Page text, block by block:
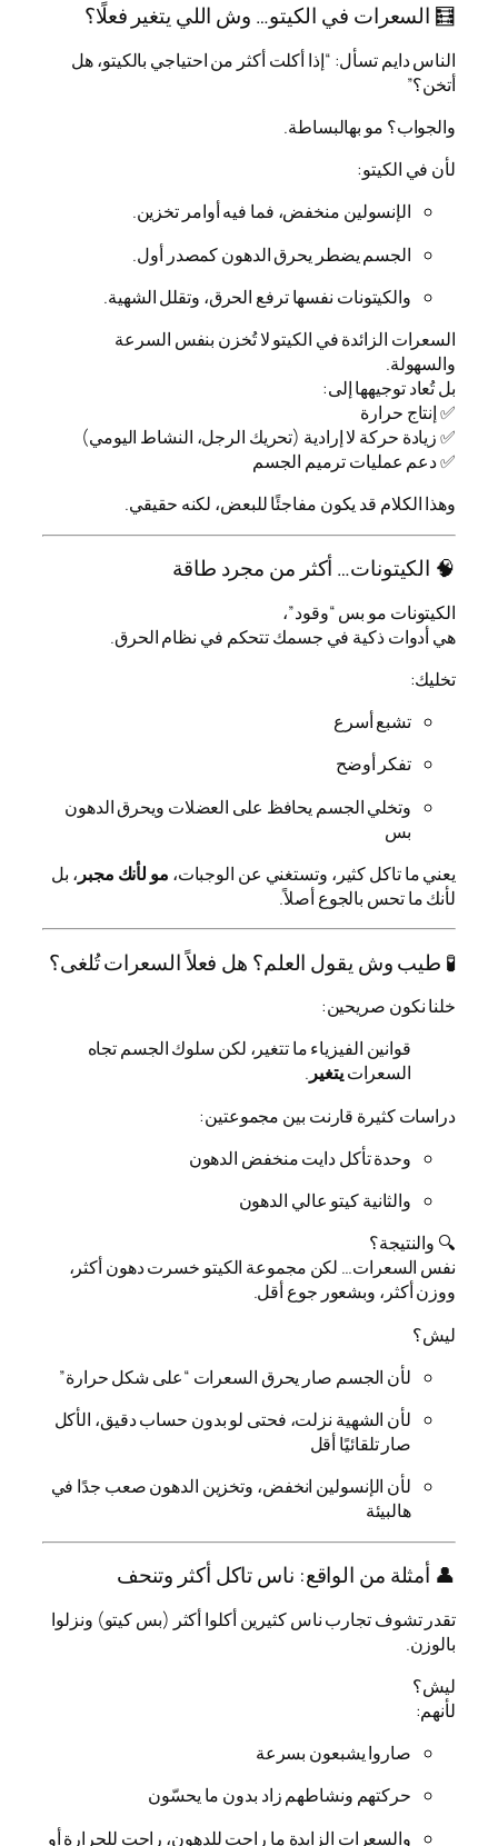
🧮 السعرات في الكيتو… وش اللي يتغير فعلًا؟
الناس دايم تسأل: “إذا أكلت أكثر من احتياجي بالكيتو، هل
أتخن؟”
والجواب؟ مو بهالبساطة.
لأن في الكيتو:
الإنسولين منخفض، فما فيه أوامر تخزين.
الجسم يضطر يحرق الدهون كمصدر أول.
والكيتونات نفسها ترفع الحرق، وتقلل الشهية.
السعرات الزائدة في الكيتو لا تُخزن بنفس السرعة
والسهولة.
بل تُعاد توجيهها إلى:
✅ إنتاج حرارة
✅ زيادة حركة لا إرادية (تحريك الرجل، النشاط اليومي)
✅ دعم عمليات ترميم الجسم
وهذا الكلام قد يكون مفاجئًا للبعض، لكنه حقيقي.
🧠 الكيتونات… أكثر من مجرد طاقة
الكيتونات مو بس “وقود”،
هي أدوات ذكية في جسمك تتحكم في نظام الحرق.
تخليك:
تشبع أسرع
تفكر أوضح
وتخلي الجسم يحافظ على العضلات ويحرق الدهون
بس
يعني ما تاكل كثير، وتستغني عن الوجبات، مو لأنك مجبر ، بل
لأنك ما تحس بالجوع أصلاً.
🧪 طيب وش يقول العلم؟ هل فعلاً السعرات تُلغى؟
خلنا نكون صريحين:
قوانين الفيزياء ما تتغير، لكن سلوك الجسم تجاه
السعراتيتغير.
دراسات كثيرة قارنت بين مجموعتين:
وحدة تأكل دايت منخفض الدهون
والثانية كيتو عالي الدهون
🔍 والنتيجة؟
نفس السعرات… لكن مجموعة الكيتو خسرت دهون أكثر،
ووزن أكثر، وبشعور جوع أقل.
ليش؟
لأن الجسم صار يحرق السعرات “على شكل حرارة”
لأن الشهية نزلت، فحتى لو بدون حساب دقيق، الأكل
صار تلقائيًا أقل
لأن الإنسولين انخفض، وتخزين الدهون صعب جدًا في
هالبيئة
👤 أمثلة من الواقع: ناس تاكل أكثر وتنحف
تقدر تشوف تجارب ناس كثيرين أكلوا أكثر (بس كيتو) ونزلوا
بالوزن.
ليش؟
لأنهم:
صاروا يشبعون بسرعة
حركتهم ونشاطهم زاد بدون ما يحسّون
والسعرات الزايدة ما راحت للدهون، راحت للحرارة أو